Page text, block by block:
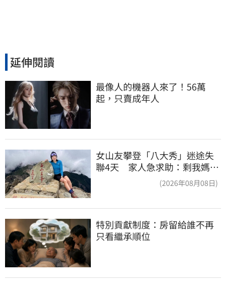
延伸閱讀
最像人的機器人來了！56萬
起，只賣成年人
女山友攀登「八大秀」迷途失
聯4天 家人急求助：剩我媽還
(2026年08月08日)
特別貢獻制度：房留給誰不再
只看繼承順位